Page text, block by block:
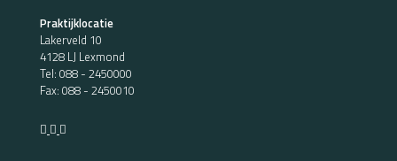
Praktijklocatie
Lakerveld 10
4128 LJ Lexmond
Tel: 088 - 2450000
Fax: 088 - 2450010